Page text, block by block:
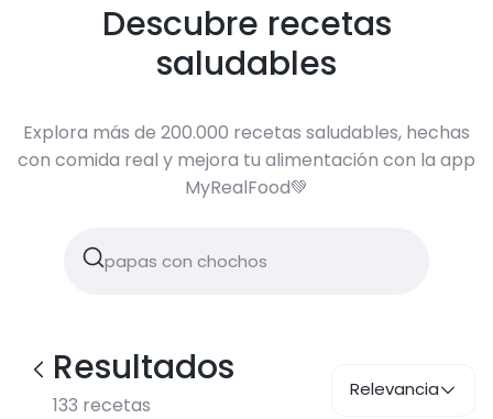
Descubre recetas
saludables
Explora más de 200.000 recetas saludables, hechas
con comida real y mejora tu alimentación con la app
MyRealFood💚
Resultados
133 recetas
Relevancia